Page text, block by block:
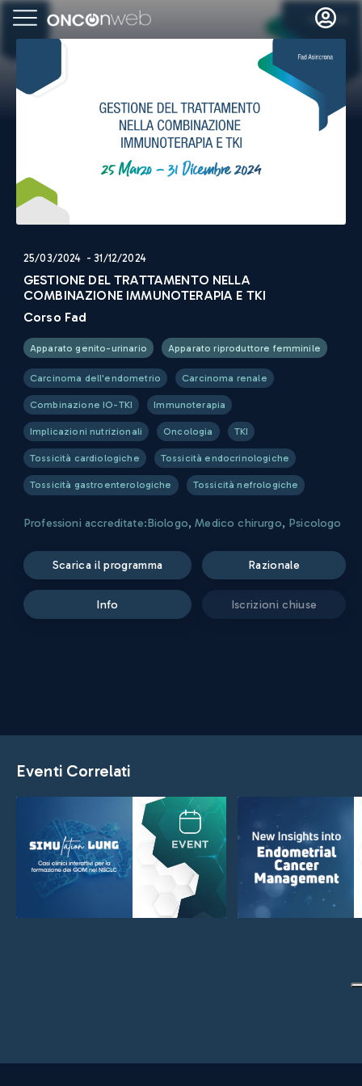
25/03/2024 - 31/12/2024
GESTIONE DEL TRATTAMENTO NELLA
COMBINAZIONE IMMUNOTERAPIA E TKI
Corso Fad
Apparato genito-urinario Apparato riproduttore femminile
Carcinoma dell'endometrio Carcinoma renale
Combinazione IO-TKI Immunoterapia
Implicazioni nutrizionali Oncologia TKI
Tossicità cardiologiche Tossicità endocrinologiche
Tossicità gastroenterologiche Tossicità nefrologiche
Professioni accreditate:Biologo,Medico chirurgo, Psicologo
scarica il programma razionale
info iscrizioni chiuse
Eventi Correlati